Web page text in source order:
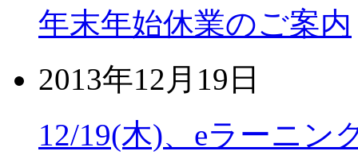
年末年始休業のご案内
2013年12月19日
12/19(木)、eラーニン